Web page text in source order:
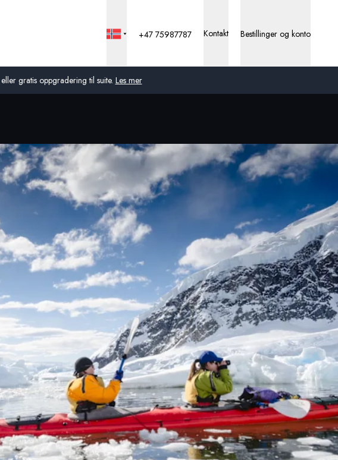
gratis oppgradering til suite. Les mer
Australia
Storbritannia
USA
Tyskland
Frankrike
Sverige
Danmark
Norge
+47 75987787 Kontakt Bestillinger og konto